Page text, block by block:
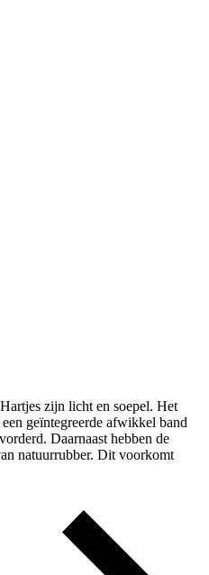
zijn licht en soepel. Het
geïntegreerde afwikkel band
Daarnaast hebben de
natuurrubber. Dit voorkomt